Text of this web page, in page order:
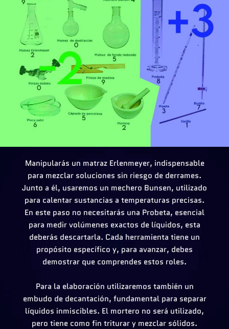
Manipularás un matraz Erlenmeyer, indispensable
para mezclar soluciones sin riesgo de derrames.
Junto a él, usaremos un mechero Bunsen, utilizado
para calentar sustancias a temperaturas precisas.
En este paso no necesitarás una Probeta, esencial
para medir volúmenes exactos de líquidos, esta
deberás descartarla. Cada herramienta tiene un
propósito específico y, para avanzar, debes
demostrar que comprendes estos roles.
Para la elaboración utilizaremos también un
embudo de decantación, fundamental para separar
líquidos inmiscibles. El mortero no será utilizado,
pero tiene como fin triturar y mezclar sólidos.